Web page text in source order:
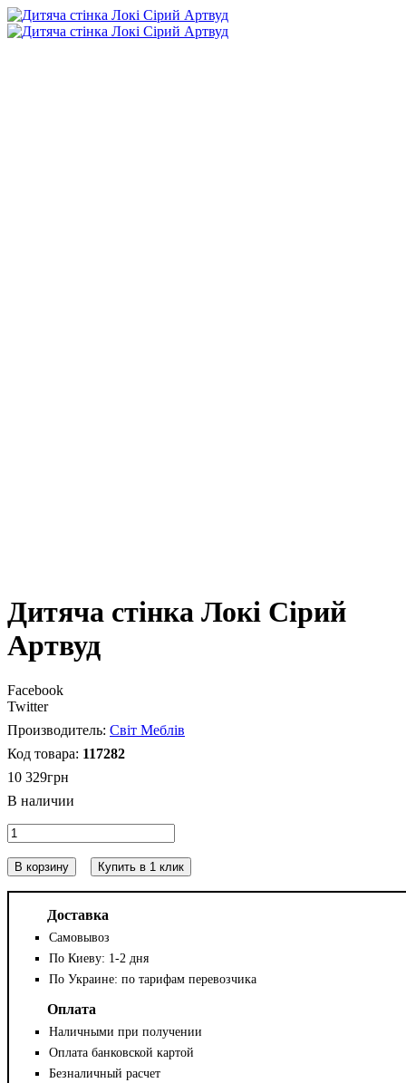
Дитяча стінка Локі Сірий
Артвуд
Facebook
Twitter
Світ Меблів
117282
10 329грн
В корзину Купить в 1 клик
Доставка
Самовывоз
По Киеву: 1-2 дня
По Украине: по тарифам перевозчика
Оплата
Наличными при получении
Оплата банковской картой
Безналичный расчет